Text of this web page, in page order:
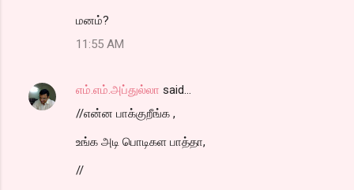
மனம்?
11:55 AM
எம்.எம்.அப்துல்லா said…
//என்ன பாக்குறீங்க ,
உங்க அடி பொடிகள பாத்தா,
//